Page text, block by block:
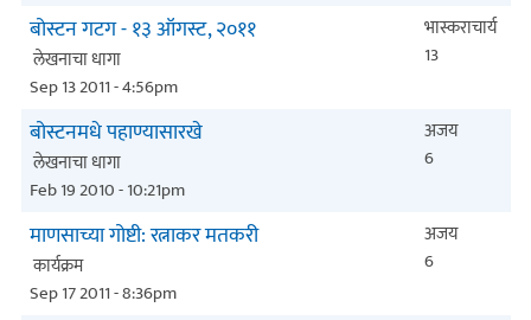
बोस्टन गटग - १३ ऑगस्ट, २०११
लेखनाचा धागा
Sep 13 2011 - 4:56pm
भास्कराचार्य
13
बोस्टनमधे पहाण्यासारखे
लेखनाचा धागा
Feb 19 2010 - 10:21pm
अजय
6
माणसाच्या गोष्टी: रत्नाकर मतकरी
कार्यक्रम
Sep 17 2011 - 8:36pm
अजय
6